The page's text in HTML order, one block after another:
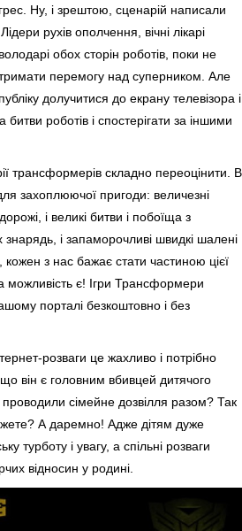
Ну, і зрештою, сценарій написали
рухів ополчення, вічні лікарі
обох сторін роботів, поки не
перемогу над суперником. Але
долучитися до екрану телевізора і
роботів і спостерігати за іншими
трансформерів складно переоцінити. В
захоплюючої пригоди: величезні
і великі битви і побоїща з
і запаморочливі швидкі шалені
з нас бажає стати частиною цієї
можливість є! Ігри Трансформери
порталі безкоштовно і без
розваги це жахливо і потрібно
він є головним вбивцей дитячого
сімейне дозвілля разом? Так
А даремно! Адже дітям дуже
турботу і увагу, а спільні розваги
відносин у родині.